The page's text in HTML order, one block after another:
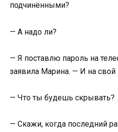
подчинёнными?
— А надо ли?
— Я поставлю пароль на
заявила Марина. — И на
— Что ты будешь скрывать?
— Скажи, когда последний